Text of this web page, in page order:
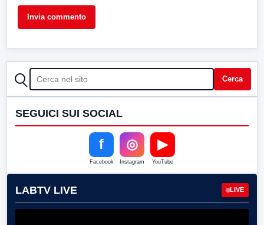
CERCA Cerca
SEGUICI SUI SOCIAL
f
Facebook
◎
Instagram
▶
YouTube
LABTV LIVE LIVE